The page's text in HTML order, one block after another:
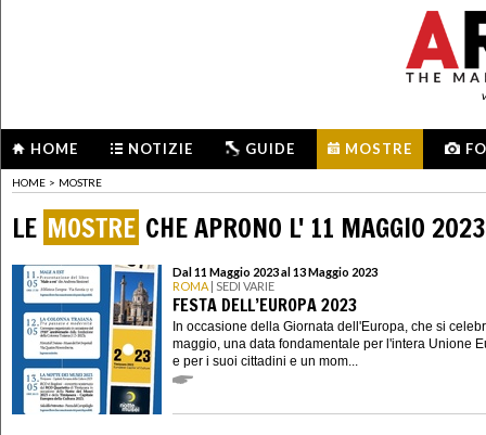
HOME NOTIZIE GUIDE MOSTRE
HOME > MOSTRE
LE MOSTRE CHE APRONO L' 11 MAGGIO 2023
Dal 11 Maggio 2023 al 13 Maggio 2023
ROMA | SEDI VARIE
FESTA DELL’EUROPA 2023
In occasione della Giornata dell'Europa, che si
maggio, una data fondamentale per l'intera Unione
e per i suoi cittadini e un mom...